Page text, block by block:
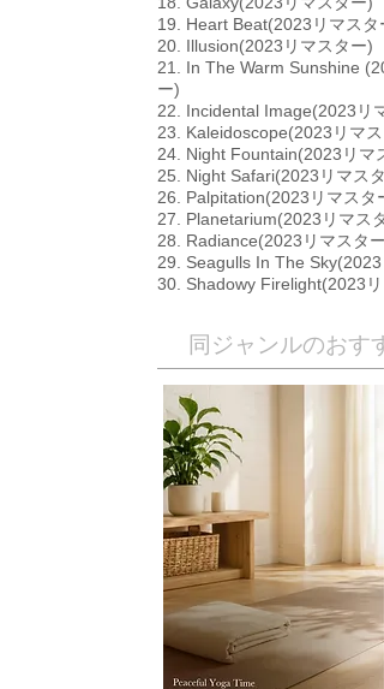
19. Heart Beat(2023リマスタ
20. Illusion(2023リマスター)
21. In The Warm Sunshine
ー)
22. Incidental Image(2023リ
23. Kaleidoscope(2023リマス
24. Night Fountain(2023リマ
25. Night Safari(2023リマスタ
26. Palpitation(2023リマスタ
27. Planetarium(2023リマスタ
28. Radiance(2023リマスター)
29. Seagulls In The Sky(2023
30. Shadowy Firelight(2023リ
同ジャンルのおす